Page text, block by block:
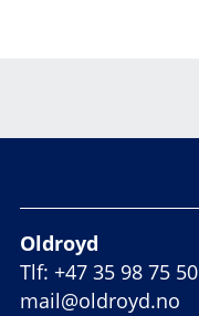
Oldroyd
Tlf: +47 35 98 75 50
mail@oldroyd.no